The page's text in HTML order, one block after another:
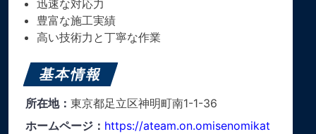
迅速な対応力
豊富な施工実績
高い技術力と丁寧な作業
基本情報
所在地： 東京都足立区神明町南1-1-36
ホームページ： https://ateam.on.omisenomikat